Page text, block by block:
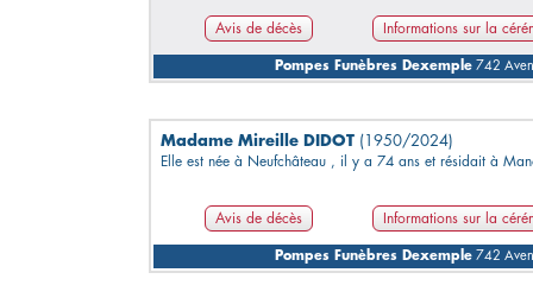
Avis de décès Informations sur la
Pompes Funèbres Dexemple742
Madame Mireille DIDOT (1950/2024)
Elle est née à Neufchâteau , il y a 74 ans et résidait à
Avis de décès Informations sur la
Pompes Funèbres Dexemple742